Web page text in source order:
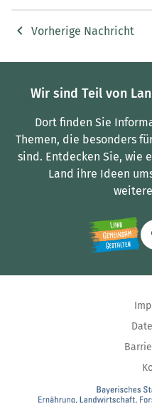
Vorherige Nachricht
Wir sind Teil von
Dort finden Sie
Themen, die besonders
sind. Entdecken Sie, wie
Land ihre Ideen